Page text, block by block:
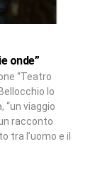
onde”
“Teatro
lo
“un viaggio
racconto
tra l’uomo e il